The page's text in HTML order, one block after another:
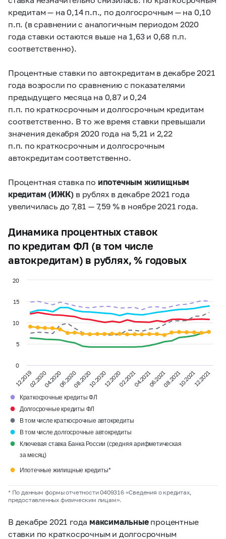
кредитам — на 0,14 п.п., по долгосрочным — на 0,10
п.п. (в сравнении с аналогичным периодом 2020
года ставки остаются выше на 1,63 и 0,68 п.п.
соответственно).
Процентные ставки по автокредитам в декабре 2021
года возросли по сравнению с показателями
предыдущего месяца на 0,87 и 0,24
п.п. по краткосрочным и долгосрочным кредитам
соответственно. В то же время ставки превышали
значения декабря 2020 года на 5,21 и 2,22
п.п. по краткосрочным и долгосрочным
автокредитам соответственно.
Процентная ставка по ипотечным жилищным
кредитам (ИЖК) в рублях в декабре 2021 года
увеличилась до 7,81 — 7,59 % в ноябре 2021 года.
Динамика процентных ставок
по кредитам ФЛ (в том числе
автокредитам) в рублях, % годовых
12.201902.202004.202006.202008.202010.202012.202002.202104.202106.202108.202110.202112.2021
0
5
10
15
20
● Краткосрочные кредиты ФЛ
● Долгосрочные кредиты ФЛ
● В том числе краткосрочные автокредиты
● В том числе долгосрочные автокредиты
●
Ключевая ставка Банка России (средняя арифметическая
за месяц)
● Ипотечные жилищные кредиты*
* По данным формы отчетности 0409316 «Сведения о кредитах,
предоставленных физическим лицам».
В декабре 2021 года максимальныепроцентные
ставки по краткосрочным и долгосрочным